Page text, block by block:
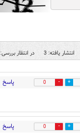
انتشار یافته: 3 در انتظار بررسی: 0
0 پاسخ
0 پاسخ